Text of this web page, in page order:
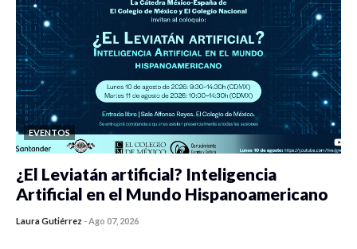
EVENTOS
¿El Leviatán artificial? Inteligencia
Artificial en el Mundo Hispanoamericano
Laura Gutiérrez -Ago 07, 2026